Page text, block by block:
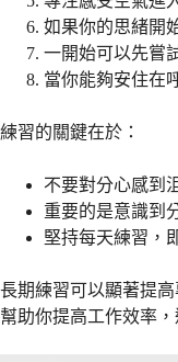
如果你的思緒開
一開始可以先嘗
當你能夠安住在
練習的關鍵在於：
不要對分心感到
重要的是意識到
堅持每天練習，
長期練習可以顯著提
幫助你提高工作效率